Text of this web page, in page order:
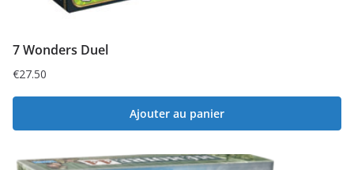
7 Wonders Duel
€27.50
Ajouter au panier